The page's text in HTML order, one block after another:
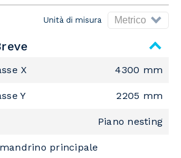
Unità di misura
X 4300 mm
Y 2205 mm
Piano nesting
principale